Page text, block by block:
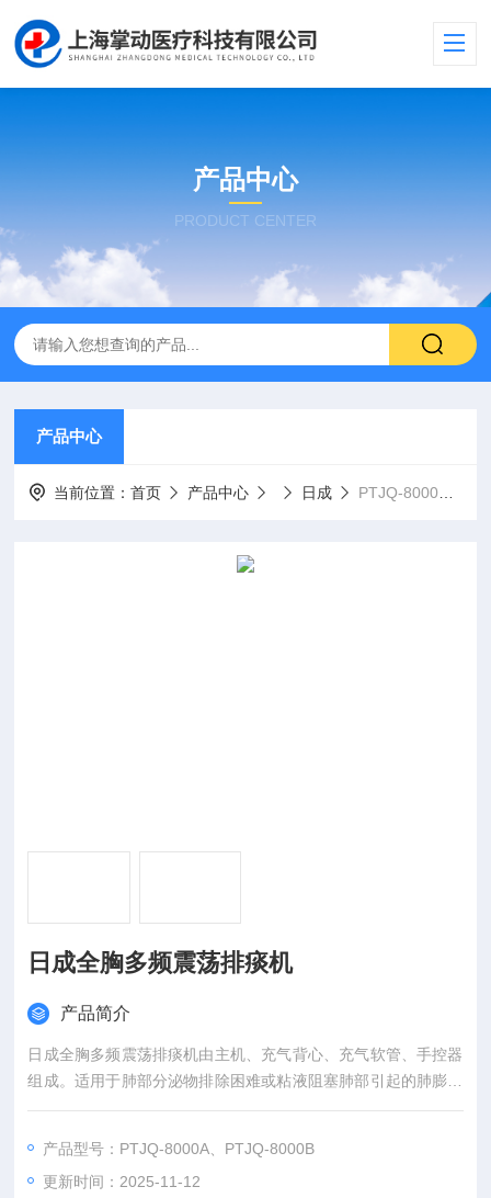
产品中心
PRODUCT CENTER
产品中心
当前位置：首页 产品中心 日成 PTJQ-8000A、PTJQ-8000B日成全胸多频震荡排痰机
日成全胸多频震荡排痰机
产品简介
日成全胸多频震荡排痰机由主机、充气背心、充气软管、手控器
组成。适用于肺部分泌物排除困难或粘液阻塞肺部引起的肺膨胀
不全者，起到促进气道清除排痰或改善支气管引流的作用。
产品型号：PTJQ-8000A、PTJQ-8000B
更新时间：2025-11-12